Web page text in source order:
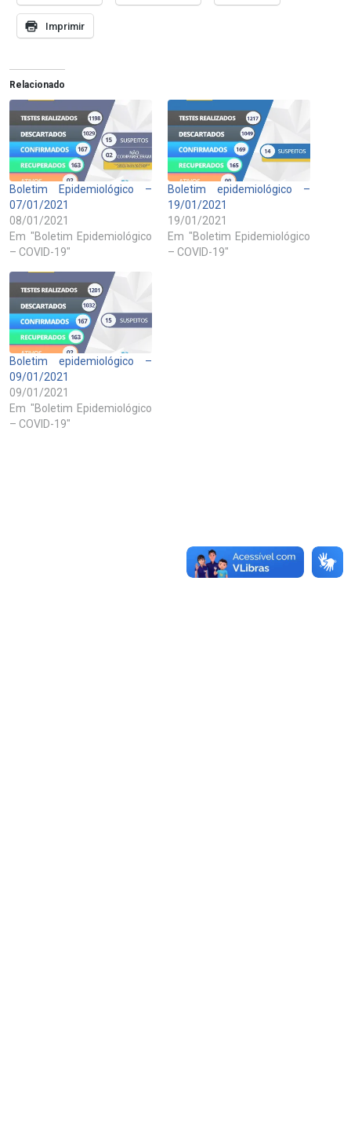
Imprimir
Relacionado
Boletim Epidemiológico –
07/01/2021
08/01/2021
Em "Boletim Epidemiológico
– COVID-19"
Boletim epidemiológico –
19/01/2021
19/01/2021
Em "Boletim Epidemiológico
– COVID-19"
Boletim epidemiológico –
09/01/2021
09/01/2021
Em "Boletim Epidemiológico
– COVID-19"